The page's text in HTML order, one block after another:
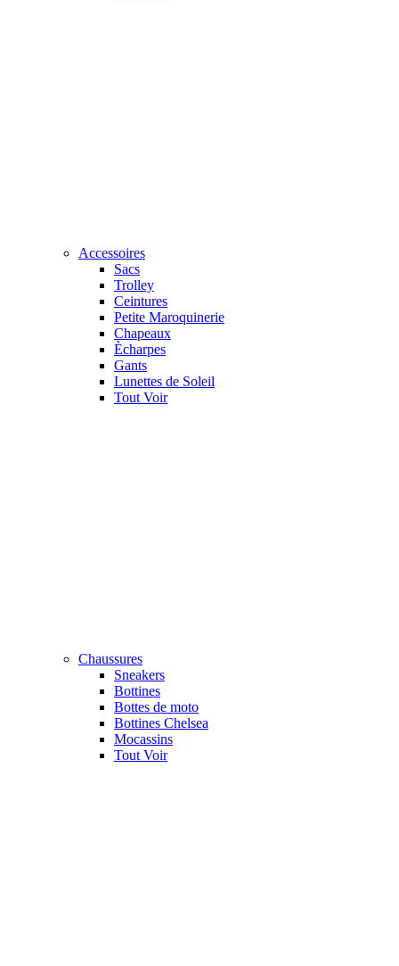
Accessoires
Sacs
Trolley
Ceintures
Petite Maroquinerie
Chapeaux
Ècharpes
Gants
Lunettes de Soleil
Tout Voir
Chaussures
Sneakers
Bottines
Bottes de moto
Bottines Chelsea
Mocassins
Tout Voir